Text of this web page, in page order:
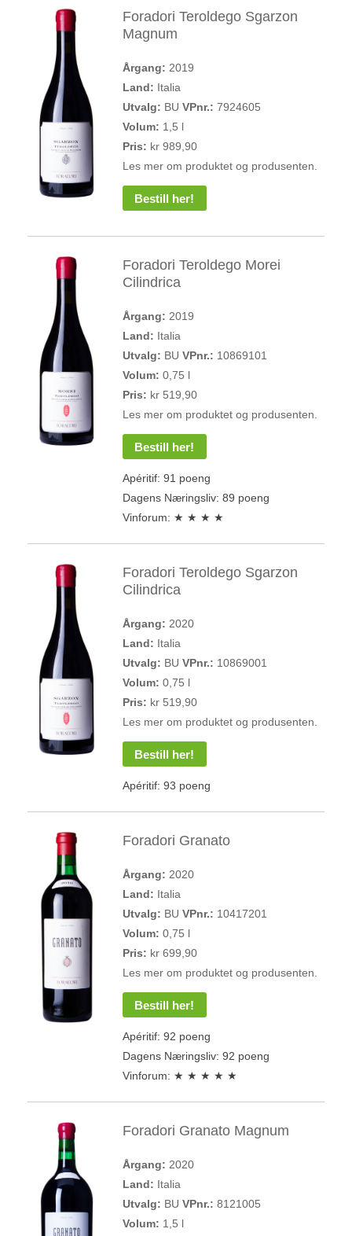
Foradori Teroldego Sgarzon
Magnum
Årgang: 2019
Land: Italia
Utvalg: BU VPnr.: 7924605
Volum: 1,5 l
Pris: kr 989,90
Les mer om produktet og produsenten.
Bestill her!
Foradori Teroldego Morei
Cilindrica
Årgang: 2019
Land: Italia
Utvalg: BU VPnr.: 10869101
Volum: 0,75 l
Pris: kr 519,90
Les mer om produktet og produsenten.
Bestill her!
Apéritif: 91 poeng
Dagens Næringsliv: 89 poeng
Vinforum: ★ ★ ★ ★
Foradori Teroldego Sgarzon
Cilindrica
Årgang: 2020
Land: Italia
Utvalg: BU VPnr.: 10869001
Volum: 0,75 l
Pris: kr 519,90
Les mer om produktet og produsenten.
Bestill her!
Apéritif: 93 poeng
Foradori Granato
Årgang: 2020
Land: Italia
Utvalg: BU VPnr.: 10417201
Volum: 0,75 l
Pris: kr 699,90
Les mer om produktet og produsenten.
Bestill her!
Apéritif: 92 poeng
Dagens Næringsliv: 92 poeng
Vinforum: ★ ★ ★ ★ ★
Foradori Granato Magnum
Årgang: 2020
Land: Italia
Utvalg: BU VPnr.: 8121005
Volum: 1,5 l